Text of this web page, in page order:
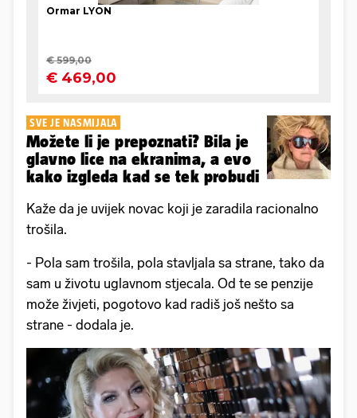
SVE JE NASMIJALA
Možete li je prepoznati? Bila je
glavno lice na ekranima, a evo
kako izgleda kad se tek probudi
Kaže da je uvijek novac koji je zaradila racionalno
trošila.
- Pola sam trošila, pola stavljala sa strane, tako da
sam u životu uglavnom stjecala. Od te se penzije
može živjeti, pogotovo kad radiš još nešto sa
strane - dodala je.